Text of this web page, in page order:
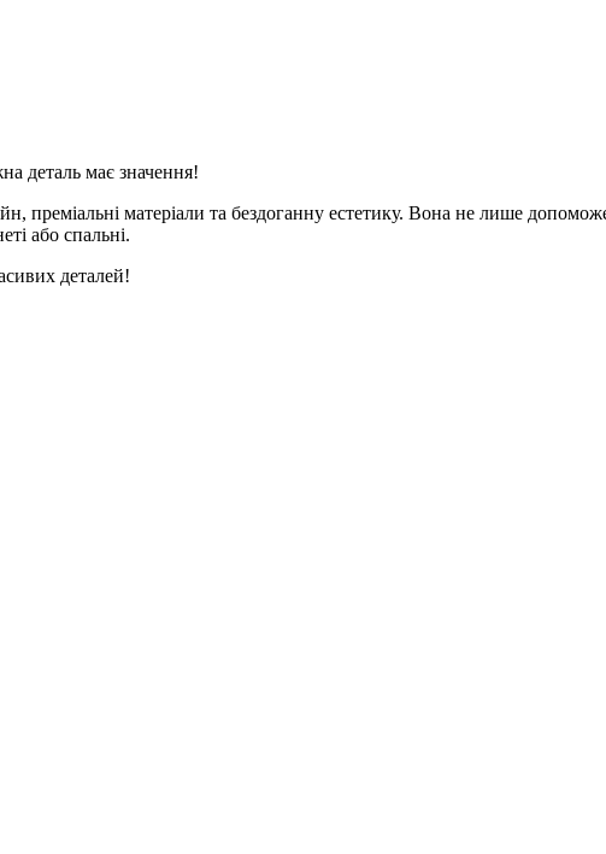
деталь має значення!
преміальні матеріали та бездоганну естетику. Вона не лише
або спальні.
деталей!